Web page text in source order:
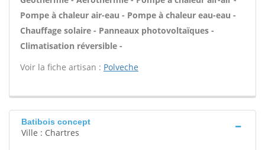
Pompe à chaleur air-eau - Pompe à chaleur eau-eau -
Chauffage solaire - Panneaux photovoltaïques -
Climatisation réversible -
Voir la fiche artisan : Polveche
Batibois concept
Ville : Chartres